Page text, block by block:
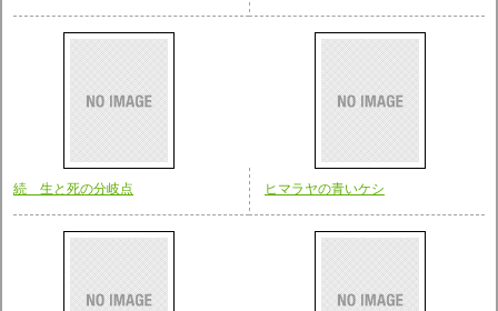
続 生と死の分岐点 ヒマラヤの青いケシ